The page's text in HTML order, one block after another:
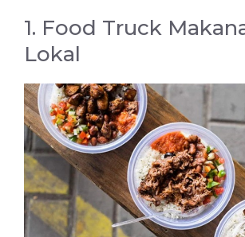
1. Food Truck
Lokal